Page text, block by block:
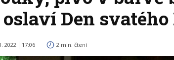
Den
2022 17:06 2 min. čtení